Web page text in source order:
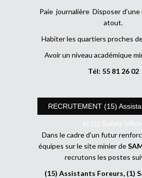
Paie journalière Disposer
atout.
Habiter les quartiers proches
Avoir un niveau académique
Tél: 55 81 26 02
RECRUTEMENT (15)
et (1) Safety officer
Dans le cadre d’un futur
équipes sur le site minier de
recrutons les postes
(15) Assistants Foreurs, (1)